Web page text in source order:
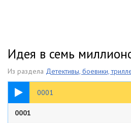
Идея в семь
Из раздела Детективы, боевики,
0001
12:14
0001